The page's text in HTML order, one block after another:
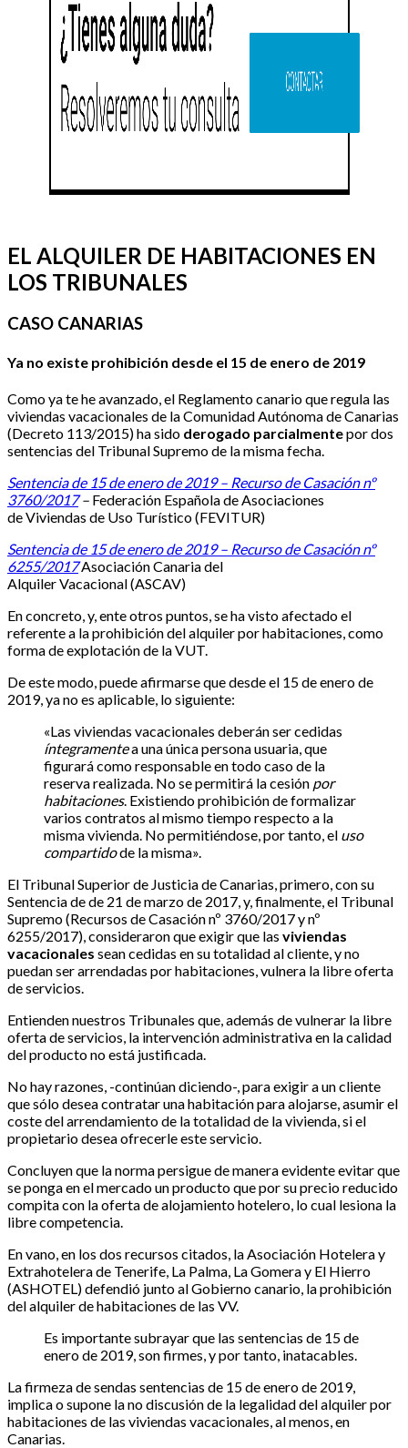
EL ALQUILER DE HABITACIONES EN
LOS TRIBUNALES
CASO CANARIAS
Ya no existe prohibición desde el 15 de enero de 2019
Como ya te he avanzado, el Reglamento canario que regula las
viviendas vacacionales de la Comunidad Autónoma de Canarias
(Decreto 113/2015) ha sido derogado parcialmentepor dos
sentencias del Tribunal Supremo de la misma fecha.
Sentencia de 15 de enero de 2019 – Recurso de Casación nº
3760/2017– Federación Española de Asociaciones
de Viviendas de Uso Turístico (FEVITUR)
Sentencia de 15 de enero de 2019 – Recurso de Casación nº
6255/2017Asociación Canaria del
Alquiler Vacacional (ASCAV)
En concreto, y, ente otros puntos, se ha visto afectado el
referente a la prohibición del alquiler por habitaciones, como
forma de explotación de la VUT.
De este modo, puede afirmarse que desde el 15 de enero de
2019, ya no es aplicable, lo siguiente:
«Las viviendas vacacionales deberán ser cedidas
íntegramentea una única persona usuaria, que
figurará como responsable en todo caso de la
reserva realizada. No se permitirá la cesión por
habitaciones. Existiendo prohibición de formalizar
varios contratos al mismo tiempo respecto a la
misma vivienda. No permitiéndose, por tanto, el uso
compartidode la misma».
El Tribunal Superior de Justicia de Canarias, primero, con su
Sentencia de de 21 de marzo de 2017, y, finalmente, el Tribunal
Supremo (Recursos de Casación nº 3760/2017 y nº
6255/2017), consideraron que exigir que las viviendas
vacacionales sean cedidas en su totalidad al cliente, y no
puedan ser arrendadas por habitaciones, vulnera la libre oferta
de servicios.
Entienden nuestros Tribunales que, además de vulnerar la libre
oferta de servicios, la intervención administrativa en la calidad
del producto no está justificada.
No hay razones, -continúan diciendo-, para exigir a un cliente
que sólo desea contratar una habitación para alojarse, asumir el
coste del arrendamiento de la totalidad de la vivienda, si el
propietario desea ofrecerle este servicio.
Concluyen que la norma persigue de manera evidente evitar que
se ponga en el mercado un producto que por su precio reducido
compita con la oferta de alojamiento hotelero, lo cual lesiona la
libre competencia.
En vano, en los dos recursos citados, la Asociación Hotelera y
Extrahotelera de Tenerife, La Palma, La Gomera y El Hierro
(ASHOTEL) defendió junto al Gobierno canario, la prohibición
del alquiler de habitaciones de las VV.
Es importante subrayar que las sentencias de 15 de
enero de 2019, son firmes, y por tanto, inatacables.
La firmeza de sendas sentencias de 15 de enero de 2019,
implica o supone la no discusión de la legalidad del alquiler por
habitaciones de las viviendas vacacionales, al menos, en
Canarias.